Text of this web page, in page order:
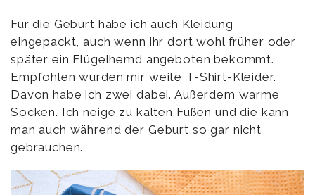
Für die Geburt habe ich auch Kleidung
eingepackt, auch wenn ihr dort wohl früher oder
später ein Flügelhemd angeboten bekommt.
Empfohlen wurden mir weite T-Shirt-Kleider.
Davon habe ich zwei dabei. Außerdem warme
Socken. Ich neige zu kalten Füßen und die kann
man auch während der Geburt so gar nicht
gebrauchen.